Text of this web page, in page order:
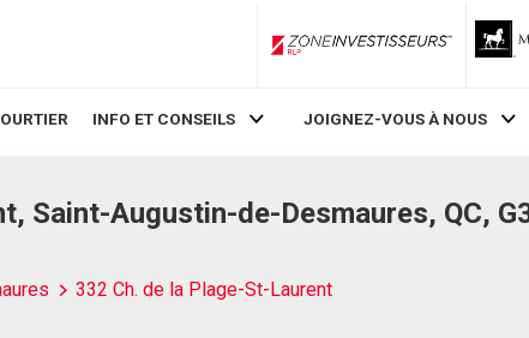
ZoneInvestisseurs RLP
INFO ET CONSEILS JOIGNEZ-VOUS À NOUS
Saint-Augustin-de-Desmaures, QC,
332 Ch. de la Plage-St-Laurent